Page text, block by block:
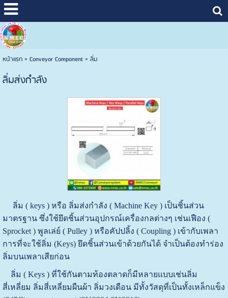
หน้าแรก> Conveyor Component> ลิ่ม
ลิ่มส่งกำลัง
ลิ่ม ( keys ) หรือ ลิ่มส่งกำลัง ( Machine Key ) เป็นชิ้นส่วน
มาตรฐาน ซึ่งใช้ยึดชิ้นส่วนอุปกรณ์เครื่องกลต่างๆ เช่นเฟือง (
Sprocket ) พูลเล่ย์ ( Pulley ) หรือคัปปลิ้ง ( Coupling ) เข้ากับเพลา
การที่จะใช้ลิ่ม (Keys) ยึดชิ้นส่วนเข้าด้วยกันได้ จำเป็นต้องทำร่อง
ลิ่มบนเพลาเสียก่อน
ลิ่ม ( Keys ) ที่ใช้กันตามท้องตลาดก็มีหลายแบบเช่นลิ่ม
สี่เหลี่ยม ลิ่มสี่เหลี่ยมผืนผ้า ลิ่มวงเดือน มีทั้งวัสดุที่เป็นทั้งเหล็กแข็ง